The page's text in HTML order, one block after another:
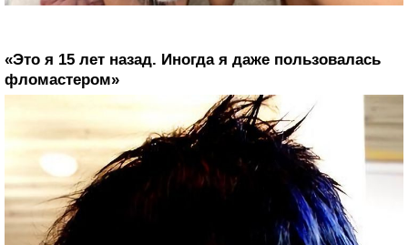
«Это я 15 лет назад. Иногда я даже пользовалась
фломастером»